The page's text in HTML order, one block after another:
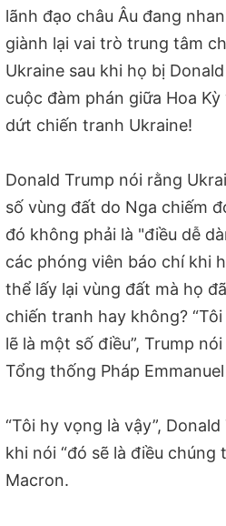
lãnh đạo châu Âu đang
giành lại vai trò trung tâm
Ukraine sau khi họ bị
cuộc đàm phán giữa Hoa
dứt chiến tranh Ukraine!
Donald Trump nói rằng
số vùng đất do Nga chiếm
đó không phải là "điều dễ
các phóng viên báo chí khi
thể lấy lại vùng đất mà họ
chiến tranh hay không?
lẽ là một số điều”, Trump
Tổng thống Pháp
“Tôi hy vọng là vậy”,
khi nói “đó sẽ là điều chúng
Macron.